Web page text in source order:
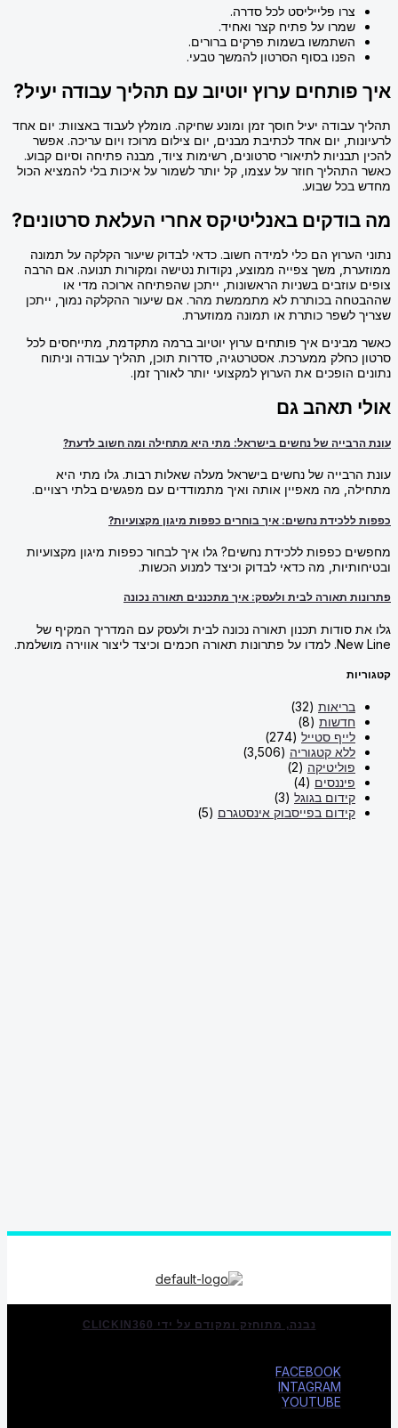
צרו פלייליסט לכל סדרה.
שמרו על פתיח קצר ואחיד.
השתמשו בשמות פרקים ברורים.
הפנו בסוף הסרטון להמשך טבעי.
איך פותחים ערוץ יוטיוב עם תהליך עבודה יעיל?
תהליך עבודה יעיל חוסך זמן ומונע שחיקה. מומלץ לעבוד באצוות: יום אחד
לרעיונות, יום אחד לכתיבת מבנים, יום צילום מרוכז ויום עריכה. אפשר
להכין תבניות לתיאורי סרטונים, רשימות ציוד, מבנה פתיחה וסיום קבוע.
כאשר התהליך חוזר על עצמו, קל יותר לשמור על איכות בלי להמציא הכול
מחדש בכל שבוע.
מה בודקים באנליטיקס אחרי העלאת סרטונים?
נתוני הערוץ הם כלי למידה חשוב. כדאי לבדוק שיעור הקלקה על תמונה
ממוזערת, משך צפייה ממוצע, נקודות נטישה ומקורות תנועה. אם הרבה
צופים עוזבים בשניות הראשונות, ייתכן שהפתיחה ארוכה מדי או
שההבטחה בכותרת לא מתממשת מהר. אם שיעור ההקלקה נמוך, ייתכן
שצריך לשפר כותרת או תמונה ממוזערת.
כאשר מבינים איך פותחים ערוץ יוטיוב ברמה מתקדמת, מתייחסים לכל
סרטון כחלק ממערכת. אסטרטגיה, סדרות תוכן, תהליך עבודה וניתוח
נתונים הופכים את הערוץ למקצועי יותר לאורך זמן.
אולי תאהב גם
עונת הרבייה של נחשים בישראל: מתי היא מתחילה ומה חשוב לדעת?
עונת הרבייה של נחשים בישראל מעלה שאלות רבות. גלו מתי היא
מתחילה, מה מאפיין אותה ואיך מתמודדים עם מפגשים בלתי רצויים.
כפפות ללכידת נחשים: איך בוחרים כפפות מיגון מקצועיות?
מחפשים כפפות ללכידת נחשים? גלו איך לבחור כפפות מיגון מקצועיות
ובטיחותיות, מה כדאי לבדוק וכיצד למנוע הכשות.
פתרונות תאורה לבית ולעסק: איך מתכננים תאורה נכונה
גלו את סודות תכנון תאורה נכונה לבית ולעסק עם המדריך המקיף של
New Line. למדו על פתרונות תאורה חכמים וכיצד ליצור אווירה מושלמת.
קטגוריות
בריאות (32)
חדשות (8)
לייף סטייל (274)
ללא קטגוריה (3,506)
פוליטיקה (2)
פיננסים (4)
קידום בגוגל (3)
קידום בפייסבוק אינסטגרם (5)
נבנה, מתוחזק ומקודם על ידי CLICKIN360
FACEBOOK
INTAGRAM
YOUTUBE